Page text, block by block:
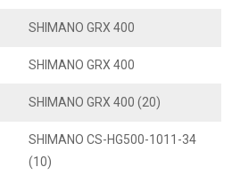
SHIMANO GRX 400
SHIMANO GRX 400
SHIMANO GRX 400 (20)
SHIMANO CS-HG500-1011-34
(10)